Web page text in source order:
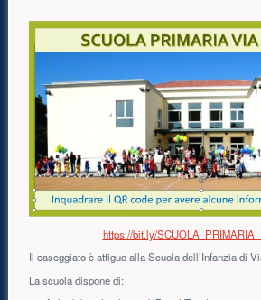
https://bit.ly/
Il caseggiato è attiguo alla Scuola dell’Infanzia di
La scuola dispone di: